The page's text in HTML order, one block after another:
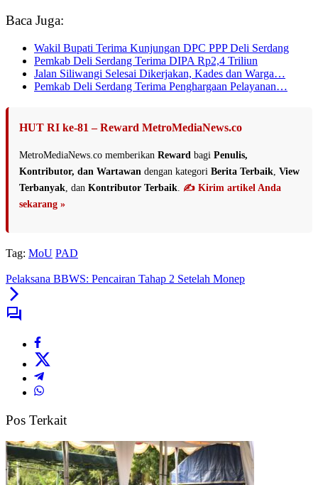
Baca Juga:
Wakil Bupati Terima Kunjungan DPC PPP Deli Serdang
Pemkab Deli Serdang Terima DIPA Rp2,4 Triliun
Jalan Siliwangi Selesai Dikerjakan, Kades dan Warga…
Pemkab Deli Serdang Terima Penghargaan Pelayanan…
HUT RI ke-81 – Reward MetroMediaNews.co
MetroMediaNews.co memberikan Reward bagi Penulis,
Kontributor, dan Wartawan dengan kategori Berita Terbaik View
Terbanyak , dan Kontributor Terbaik ✍️ Kirim artikel Anda
sekarang »
Tag: MoU PAD
Pelaksana BBWS: Pencairan Tahap 2 Setelah Monep
Pos Terkait